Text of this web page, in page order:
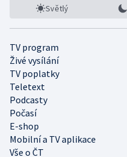
Světlý
TV program
Živé vysílání
TV poplatky
Teletext
Podcasty
Počasí
E-shop
Mobilní a TV aplikace
Vše o ČT